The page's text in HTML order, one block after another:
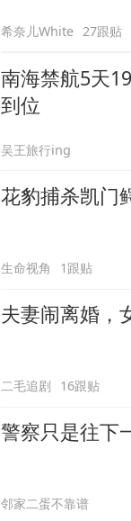
希奈儿White 27跟贴
南海禁航5天
到位
吴王旅行ing
花豹捕杀凯门
生命视角 1跟贴
夫妻闹离婚，
二毛追剧 16跟贴
警察只是往下
邻家二蛋不靠谱